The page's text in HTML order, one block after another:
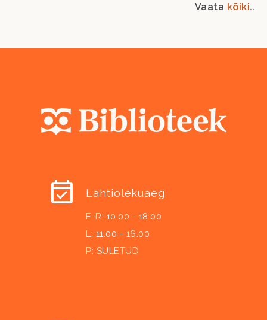
Vaata kõiki..
Lahtiolekuaeg
E-R: 10.00 - 18.00
L: 11.00 - 16.00
P: SULETUD